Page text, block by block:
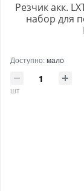
Резчик акк.
набор для
Доступно:мало
шт